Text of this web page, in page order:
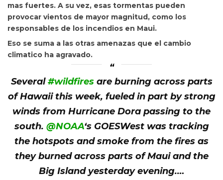
mas fuertes. A su vez, esas tormentas pueden
provocar vientos de mayor magnitud, como los
responsables de los incendios en Maui.
Eso se suma a las otras amenazas que el cambio
climatico ha agravado.
Several#wildfiresare burning across parts
of Hawaii this week, fueled in part by strong
winds from Hurricane Dora passing to the
south. @NOAA‘s GOESWest was tracking
the hotspots and smoke from the fires as
they burned across parts of Maui and the
Big Island yesterday evening.…